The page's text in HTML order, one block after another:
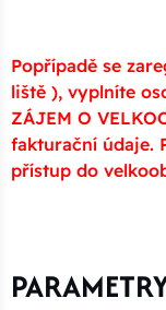
Popřípadě se
liště ), vyplníte
ZÁJEM O
fakturační údaje.
přístup do